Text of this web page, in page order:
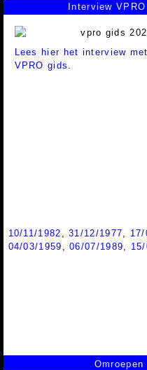
Interview
Lees hier het interview
VPRO gids.
10/11/1982 ,31/12/1977
04/03/1959 ,06/07/1989
Omroepen